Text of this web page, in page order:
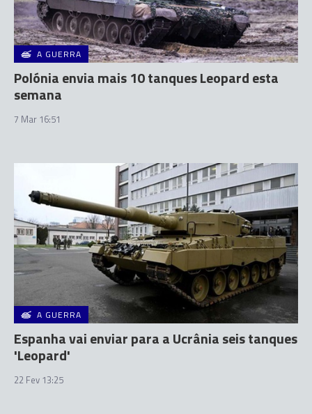
A GUERRA
Polónia envia mais 10 tanques Leopard esta
semana
7 Mar 16:51
A GUERRA
Espanha vai enviar para a Ucrânia seis tanques
'Leopard'
22 Fev 13:25